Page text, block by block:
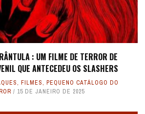
: UM FILME DE TERROR DE
QUE ANTECEDEU OS SLASHERS
, FILMES, PEQUENO CATÁLOGO DO
15 DE JANEIRO DE 2025